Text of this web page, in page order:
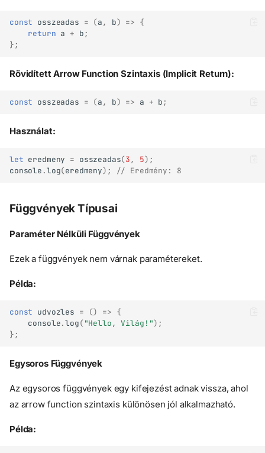
const osszeadas = (a, b) => {
return a + b ;
};
Rövidített Arrow Function Szintaxis (Implicit Return):
const osszeadas = (a, b) => a + b ;
Használat:
let eredmeny = osszeadas(3, 5);
console .log(eredmeny); // Eredmény: 8
Függvények Típusai
Paraméter Nélküli Függvények
Ezek a függvények nem várnak paramétereket.
Példa:
const udvozles = () => {
console.log( "Hello, Világ!");
};
Egysoros Függvények
Az egysoros függvények egy kifejezést adnak vissza, ahol
az arrow function szintaxis különösen jól alkalmazható.
Példa: